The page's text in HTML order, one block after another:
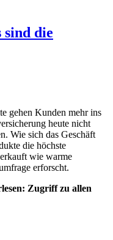
sind die
gehen Kunden mehr ins
heute nicht
Wie sich das Geschäft
die höchste
wie warme
erforscht.
Zugriff zu allen